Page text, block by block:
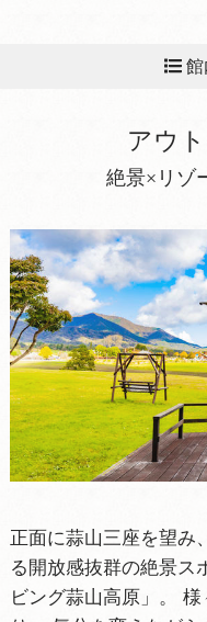
館
SHAMPOO
そよ風の
ホ
ワンダリ
カ
コ
アウ
絶景×リゾ
正面に蒜山三座を望み
る開放感抜群の絶景ス
ビング蒜山高原」。